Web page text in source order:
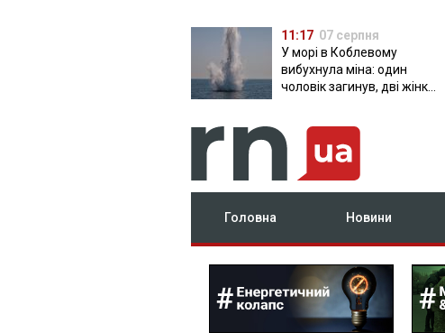
11:17 07 серпня
У морі в Коблевому
вибухнула міна: один
чоловік загинув, дві жінки
Головна Новини